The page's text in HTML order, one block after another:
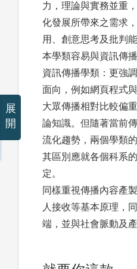
力，理論與實務並重
化發展所帶來之需求
用、創意思考及批判能
本學類容易與資訊傳
資訊傳播學類：更強
面向，例如網頁程式
大眾傳播相對比較偏
論知識。但隨著當前
流化趨勢，兩個學類
其區別應就各個科系
定。
同樣重視傳播內容產
人接收等基本原理，
端，並與社會脈動及
展
開